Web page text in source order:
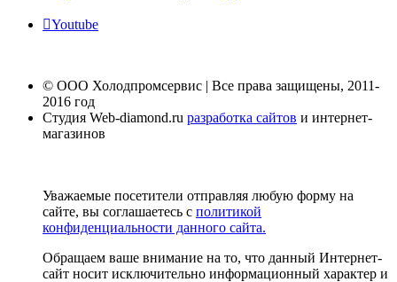
Youtube
© ООО Холодпромсервис | Все права защищены, 2011-
2016 год
Студия Web-diamond.ru разработка сайтов и интернет-
магазинов
Уважаемые посетители отправляя любую форму на
сайте, вы соглашаетесь с политикой
конфиденциальности данного сайта.
Обращаем ваше внимание на то, что данный Интернет-
сайт носит исключительно информационный характер и